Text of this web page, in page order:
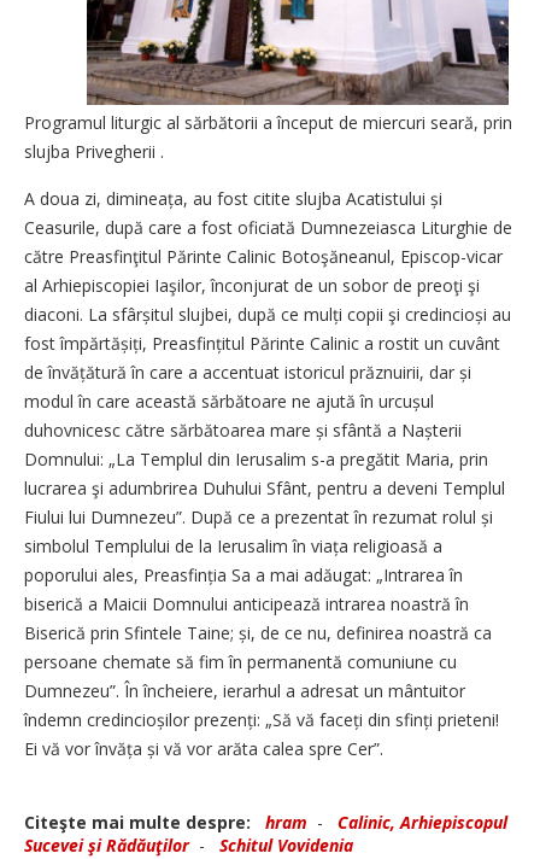
Programul liturgic al sărbătorii a început de miercuri seară, prin
slujba Privegherii .
A doua zi, dimineața, au fost citite slujba Acatistului și
Ceasurile, după care a fost oficiată Dumnezeiasca Liturghie de
către Preasfinţitul Părinte Calinic Botoşăneanul, Episcop-vicar
al Arhiepiscopiei Iaşilor, înconjurat de un sobor de preoţi şi
diaconi. La sfârșitul slujbei, după ce mulți copii şi credincioși au
fost împărtășiți, Preasfințitul Părinte Calinic a rostit un cuvânt
de învățătură în care a accentuat istoricul prăznuirii, dar și
modul în care această sărbătoare ne ajută în urcușul
duhovnicesc către sărbătoarea mare și sfântă a Nașterii
Domnului: „La Templul din Ierusalim s-a pregătit Maria, prin
lucrarea şi adumbrirea Duhului Sfânt, pentru a deveni Templul
Fiului lui Dumnezeu”. După ce a prezentat în rezumat rolul și
simbolul Templului de la Ierusalim în viața religioasă a
poporului ales, Preasfinția Sa a mai adăugat: „Intrarea în
biserică a Maicii Domnului anticipează intrarea noastră în
Biserică prin Sfintele Taine; și, de ce nu, definirea noastră ca
persoane chemate să fim în permanentă comuniune cu
Dumnezeu”. În încheiere, ierarhul a adresat un mântuitor
îndemn credincioșilor prezenți: „Să vă faceți din sfinți prieteni!
Ei vă vor învăța și vă vor arăta calea spre Cer”.
Citeşte mai multe despre: hram - Calinic, Arhiepiscopul
Sucevei şi Rădăuţilor- Schitul Vovidenia